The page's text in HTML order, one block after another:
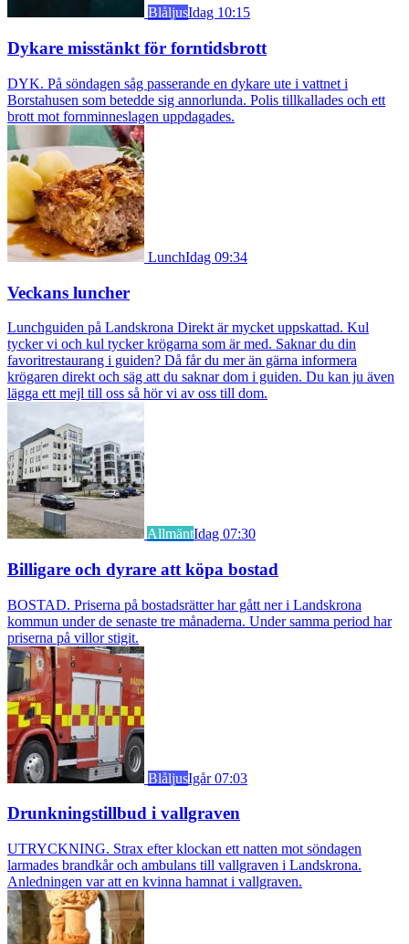
BlåljusIdag 10:15
Dykare misstänkt för forntidsbrott
DYK. På söndagen såg passerande en dykare ute i vattnet i
Borstahusen som betedde sig annorlunda. Polis tillkallades och ett
brott mot fornminneslagen uppdagades.
LunchIdag 09:34
Veckans luncher
Lunchguiden på Landskrona Direkt är mycket uppskattad. Kul
tycker vi och kul tycker krögarna som är med. Saknar du din
favoritrestaurang i guiden? Då får du mer än gärna informera
krögaren direkt och säg att du saknar dom i guiden. Du kan ju även
lägga ett mejl till oss så hör vi av oss till dom.
AllmäntIdag 07:30
Billigare och dyrare att köpa bostad
BOSTAD. Priserna på bostadsrätter har gått ner i Landskrona
kommun under de senaste tre månaderna. Under samma period har
priserna på villor stigit.
BlåljusIgår 07:03
Drunkningstillbud i vallgraven
UTRYCKNING. Strax efter klockan ett natten mot söndagen
larmades brandkår och ambulans till vallgraven i Landskrona.
Anledningen var att en kvinna hamnat i vallgraven.